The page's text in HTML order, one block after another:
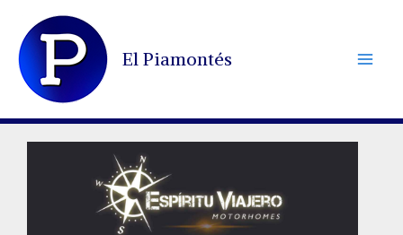
contenido
El Piamontés